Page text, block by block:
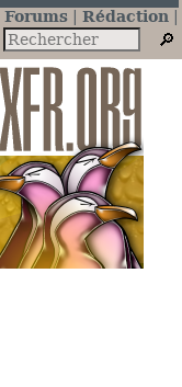
Forums
Rédaction